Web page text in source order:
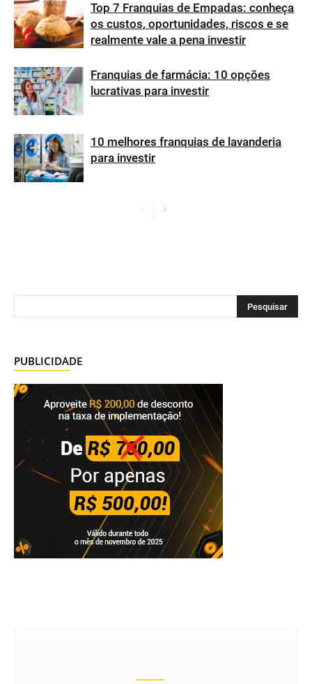
Top 7 Franquias de Empadas: conheça
os custos, oportunidades, riscos e se
realmente vale a pena investir
Franquias de farmácia: 10 opções
lucrativas para investir
10 melhores franquias de lavanderia
para investir
PUBLICIDADE